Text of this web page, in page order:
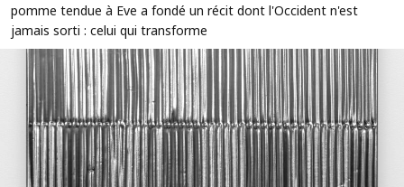
pomme tendue à Eve a fondé un récit dont l'Occident n'est
jamais sorti : celui qui transforme